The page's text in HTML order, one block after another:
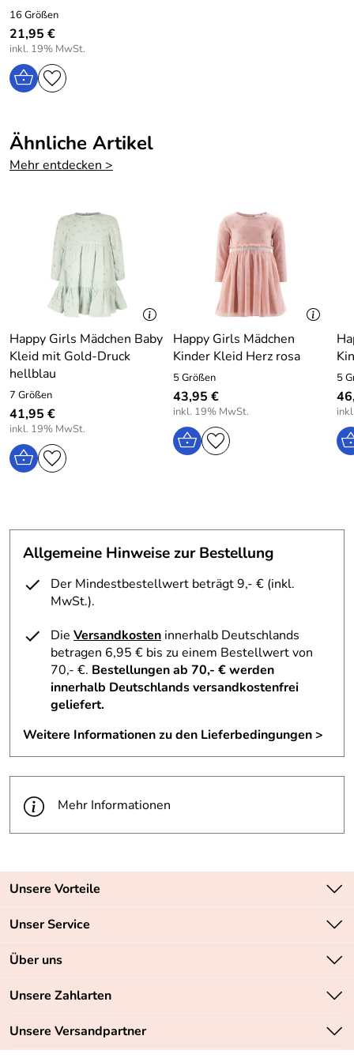
Rückenlänge bei Größe 92: 45,5 cm
Material: 100% Baumwolle, ohne Dekorationen
Pflege: Schonwäsche bei 30 Grad
Hersteller: EISEND KIDS e.K. , 97469 Gochsheim,
Atzmannstraße 4, Deutschland, www.eisend-kids.com
16 Größen
21,95 €
inkl. 19% MwSt.
Ähnliche Artikel
Mehr entdecken >
Happy Girls Mädchen Baby
Kleid mit Gold-Druck
hellblau
7 Größen
41,95 €
inkl. 19% MwSt.
Happy Girls Mädchen
Kinder Kleid Herz rosa
5 Größen
43,95 €
inkl. 19% MwSt.
5
Allgemeine Hinweise zur Bestellung
Der Mindestbestellwert beträgt 9,- € (inkl.
MwSt.).
Die Versandkosten innerhalb Deutschlands
betragen 6,95 € bis zu einem Bestellwert von
70,- €. Bestellungen ab 70,- € werden
innerhalb Deutschlands versandkostenfrei
geliefert.
Weitere Informationen zu den Lieferbedingungen >
Mehr Informationen
Unsere Vorteile
Zahlungsarten: Vorkasse, PayPal, PayPal Express
Unser Service
Kontakt
Retourenabwicklung
Lieferbedingungen
Über uns
Unsere Bestseller
Neu
Unsere Zahlarten
Unsere Versandpartner